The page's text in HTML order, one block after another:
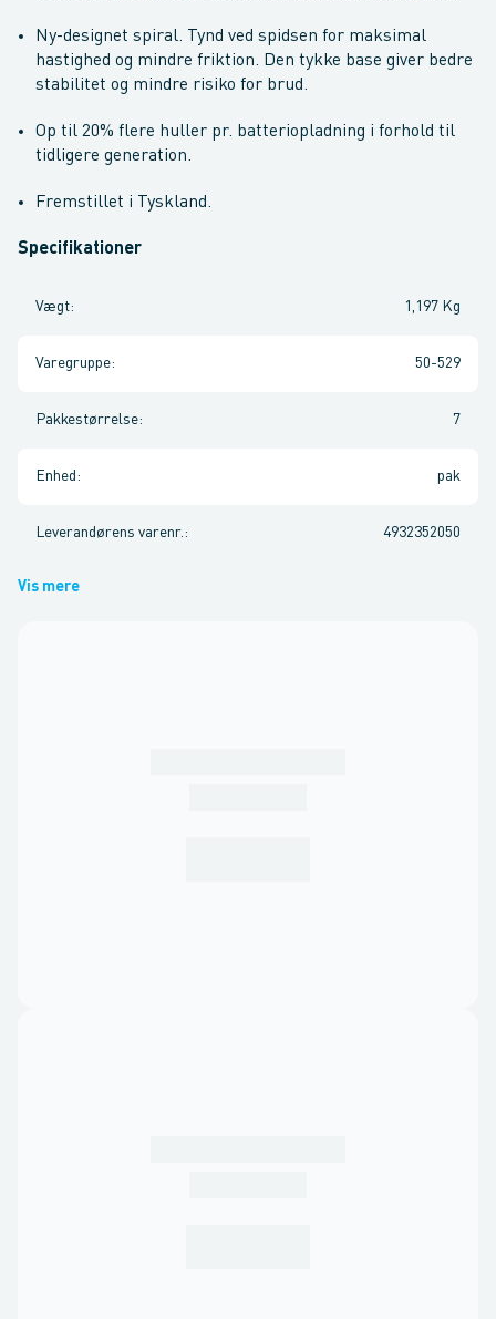
Ny-designet spiral. Tynd ved spidsen for maksimal
hastighed og mindre friktion. Den tykke base giver bedre
stabilitet og mindre risiko for brud.
Op til 20% flere huller pr. batteriopladning i forhold til
tidligere generation.
Fremstillet i Tyskland.
Specifikationer
Vægt: 1,197 Kg
Varegruppe: 50-529
Pakkestørrelse: 7
Enhed : pak
Leverandørens varenr. : 4932352050
Vis mere